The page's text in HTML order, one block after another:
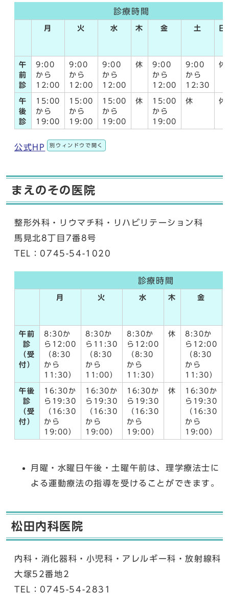
診療時間
月 火 水 木 金 土 日
午
前
診
9:00
から
12:00
9:00
から
12:00
9:00
から
12:00
休
9:00
から
12:00
9:00
から
12:30
休
午
後
診
15:00
から
19:00
15:00
から
19:00
15:00
から
19:00
休
15:00
から
19:00
休 休
公式HP 別ウィンドウで開く
まえのその医院
整形外科・リウマチ科・リハビリテーション科
馬見北8丁目7番8号
TEL：0745-54-1020
診療時間
月 火 水 木 金
午前
診
（受
付）
8:30か
ら12:00
（8:30
から
11:30）
8:30か
ら11:30
（8:30
から
11:00）
8:30か
ら12:00
（8:30
から
11:30）
休
8:30か
ら12:00
（8:30
から
11:30）
午後
診
（受
付）
16:30か
ら19:30
（16:30
から
19:00）
16:30か
ら19:30
（16:30
から
19:00）
16:30か
ら19:30
（16:30
から
19:00）
休
16:30か
ら19:30
（16:30
から
19:00）
月曜・水曜日午後・土曜午前は、理学療法士に
よる運動療法の指導を受けることができます。
松田内科医院
内科・消化器科・小児科・アレルギー科・放射線科
大塚52番地2
TEL：0745-54-2831